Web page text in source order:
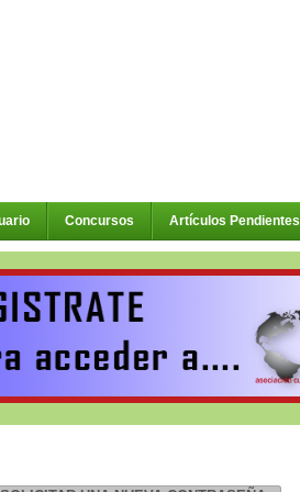
Concursos Artículos Pendientes